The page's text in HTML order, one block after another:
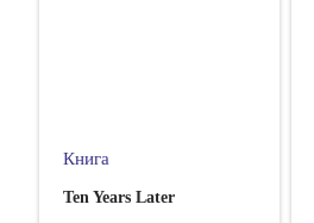
Книга
Ten Years Later